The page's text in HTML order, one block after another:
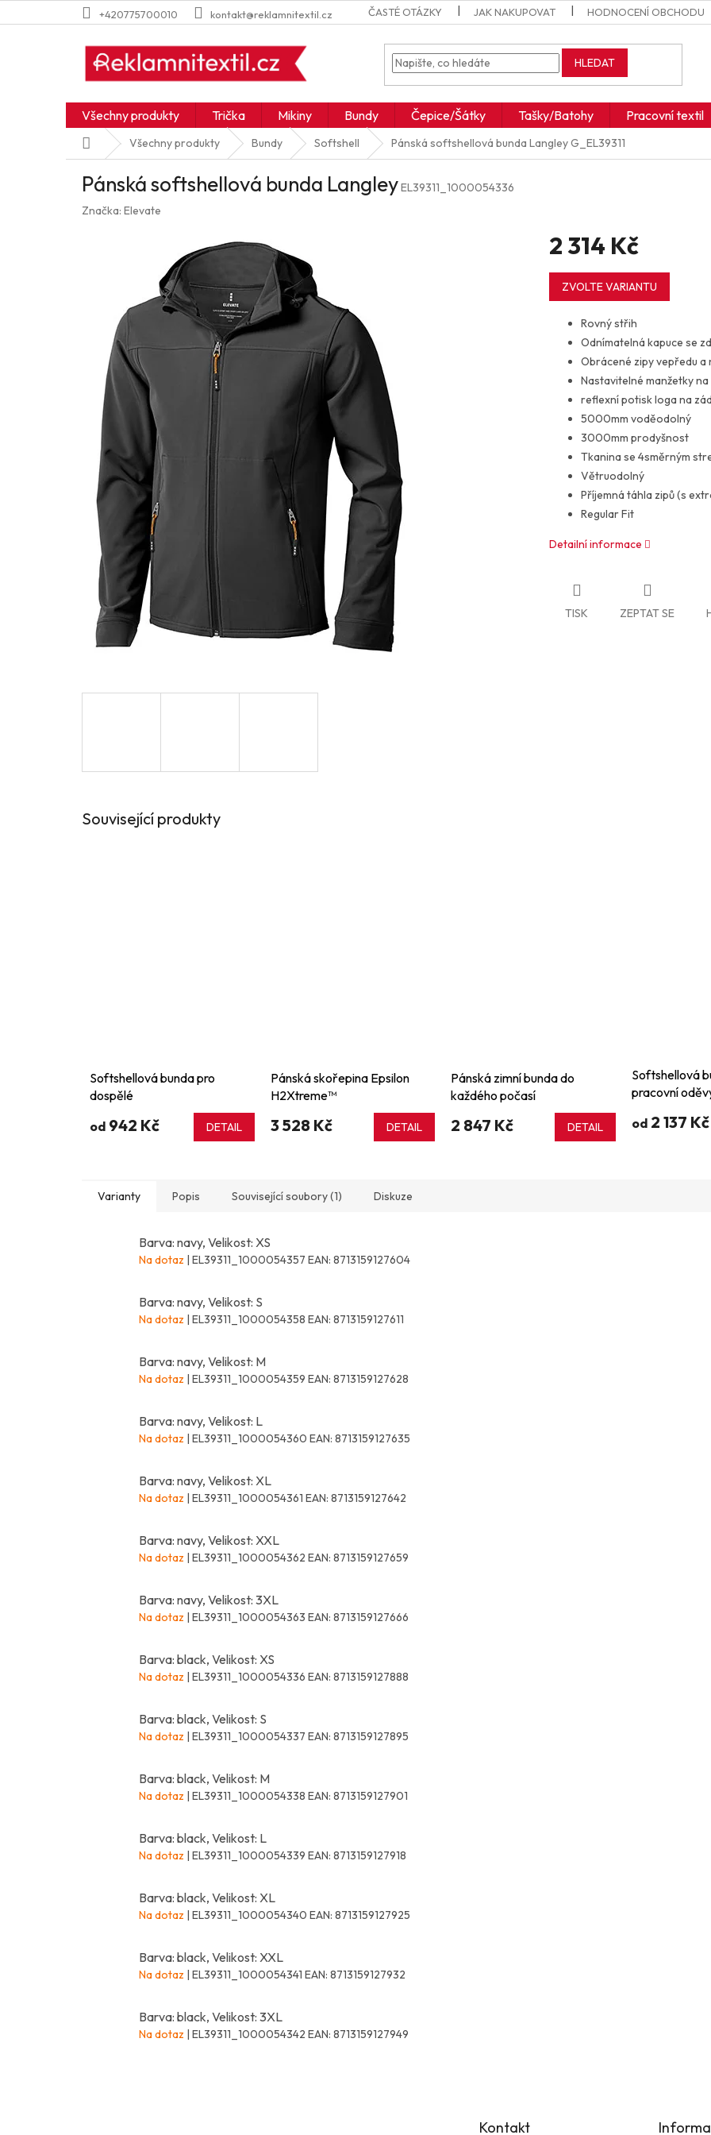
na
+420775700010 kontakt@reklamnitextil.cz ČASTÉ OTÁZKY JAK NAKUPOVAT HODNOCENÍ OBCHODU
HLEDAT
Všechny produkty Trička Mikiny Bundy Čepice/Šátky Tašky/Batohy Pracovní textil
Domů Všechny produkty Bundy Softshell Pánská softshellová bunda LangleyG_EL39311
Pánská softshellová bunda LangleyEL39311_1000054336
Značka: Elevate
2 314 Kč
Měrná
cena:
ZVOLTE VARIANTU
Rovný střih
Odnímatelná kapuce se
Obrácené zipy vepředu a
Nastavitelné manžetky na
reflexní potisk loga na
5000mm voděodolný
3000mm prodyšnost
Tkanina se 4směrným
Větruodolný
Příjemná táhla zipů (s
Regular Fit
Detailní informace
TISK ZEPTAT SE
Související produkty
Softshellová bunda pro
dospělé
od 942 Kč DETAIL
Pánská skořepina Epsilon
H2Xtreme™
3 528 Kč DETAIL
Pánská zimní bunda do
každého počasí
2 847 Kč DETAIL
Softshellová
pracovní
od2 137 Kč
Varianty Popis Související soubory (1) Diskuze
Barva: navy, Velikost: XS
Na dotaz | EL39311_1000054357 EAN: 8713159127604
Barva: navy, Velikost: S
Na dotaz | EL39311_1000054358 EAN: 8713159127611
Barva: navy, Velikost: M
Na dotaz | EL39311_1000054359 EAN: 8713159127628
Barva: navy, Velikost: L
Na dotaz | EL39311_1000054360 EAN: 8713159127635
Barva: navy, Velikost: XL
Na dotaz | EL39311_1000054361 EAN: 8713159127642
Barva: navy, Velikost: XXL
Na dotaz | EL39311_1000054362 EAN: 8713159127659
Barva: navy, Velikost: 3XL
Na dotaz | EL39311_1000054363 EAN: 8713159127666
Barva: black, Velikost: XS
Na dotaz | EL39311_1000054336 EAN: 8713159127888
Barva: black, Velikost: S
Na dotaz | EL39311_1000054337 EAN: 8713159127895
Barva: black, Velikost: M
Na dotaz | EL39311_1000054338 EAN: 8713159127901
Barva: black, Velikost: L
Na dotaz | EL39311_1000054339 EAN: 8713159127918
Barva: black, Velikost: XL
Na dotaz | EL39311_1000054340 EAN: 8713159127925
Barva: black, Velikost: XXL
Na dotaz | EL39311_1000054341 EAN: 8713159127932
Barva: black, Velikost: 3XL
Na dotaz | EL39311_1000054342 EAN: 8713159127949
Kontakt